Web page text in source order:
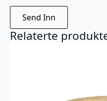
Relaterte